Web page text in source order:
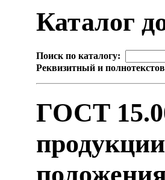
Каталог
Поиск по каталогу:
Реквизитный и
ГОСТ